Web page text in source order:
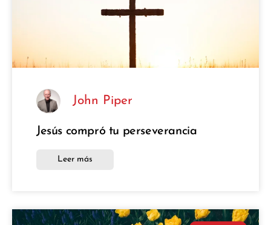
John Piper
Jesús compró tu perseverancia
Leer más